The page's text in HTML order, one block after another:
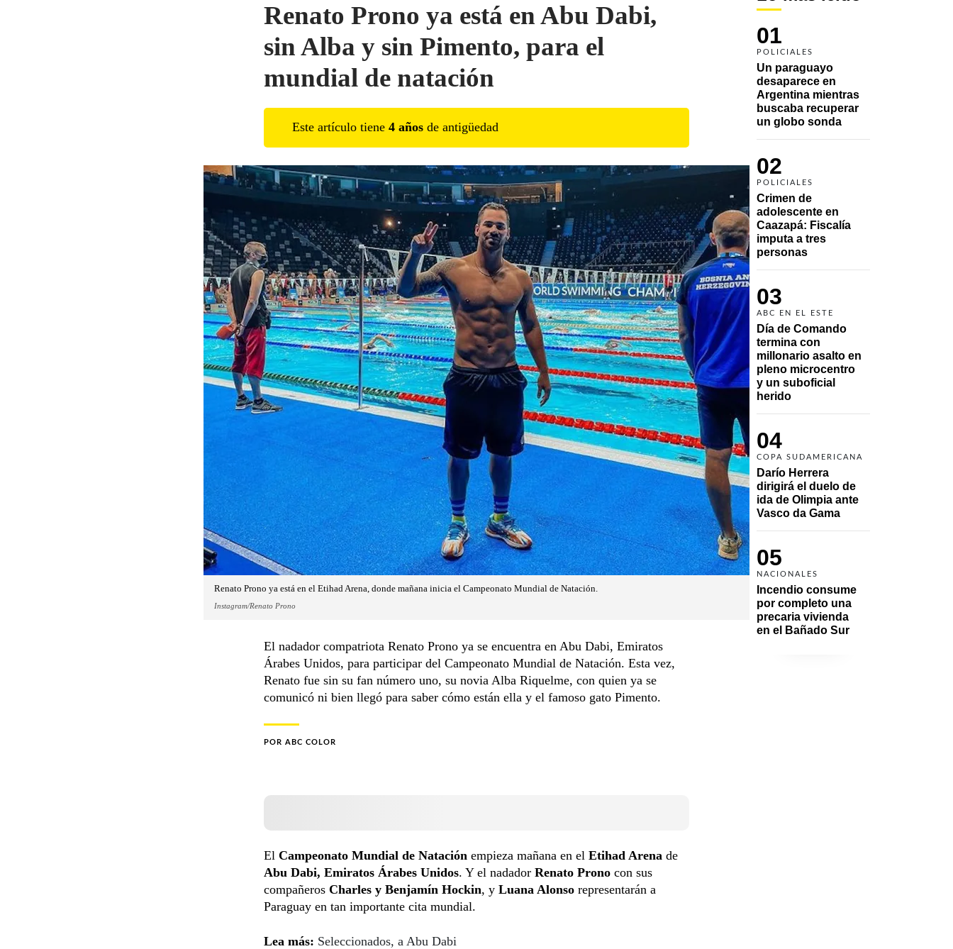
01
POLICIALES
Un paraguayo
desaparece en
Argentina mientras
buscaba recuperar
un globo sonda
02
POLICIALES
Crimen de
adolescente en
Caazapá: Fiscalía
imputa a tres
personas
03
ABC EN EL ESTE
Día de Comando
termina con
millonario asalto en
pleno microcentro
y un suboficial
herido
04
COPA SUDAMERICANA
Darío Herrera
dirigirá el duelo de
ida de Olimpia ante
Vasco da Gama
05
NACIONALES
Incendio consume
por completo una
precaria vivienda
en el Bañado Sur
Renato Prono ya está en Abu Dabi,
sin Alba y sin Pimento, para el
mundial de natación
Este artículo tiene 4 años de antigüedad
Renato Prono ya está en el Etihad Arena, donde mañana inicia el Campeonato Mundial de Natación.
Instagram/Renato Prono
El nadador compatriota Renato Prono ya se encuentra en Abu Dabi, Emiratos
Árabes Unidos, para participar del Campeonato Mundial de Natación. Esta vez,
Renato fue sin su fan número uno, su novia Alba Riquelme, con quien ya se
comunicó ni bien llegó para saber cómo están ella y el famoso gato Pimento.
POR ABC COLOR
El Campeonato Mundial de Natación empieza mañana en el Etihad Arena de
Abu Dabi, Emiratos Árabes Unidos. Y el nadador Renato Prono con sus
compañeros Charles y Benjamín Hockin, y Luana Alonso representarán a
Paraguay en tan importante cita mundial.
Lea más: Seleccionados, a Abu Dabi